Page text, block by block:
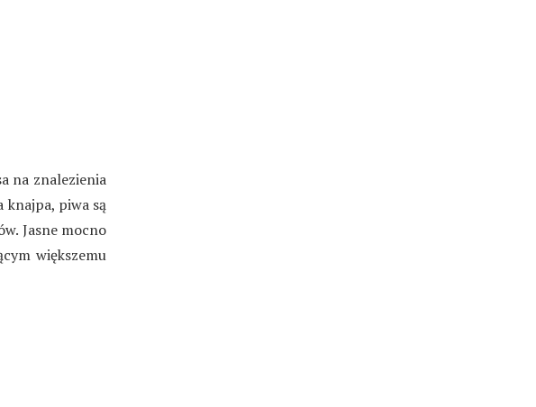
na znalezienia
knajpa, piwa są
Jasne mocno
większemu